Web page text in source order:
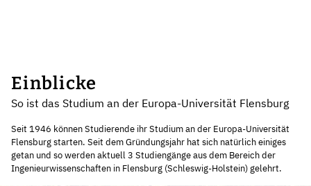
Einblicke
So ist das Studium an der Europa-Universität Flensburg
Seit 1946 können Studierende ihr Studium an der Europa-Universität
Flensburg starten. Seit dem Gründungsjahr hat sich natürlich einiges
getan und so werden aktuell 3 Studiengänge aus dem Bereich der
Ingenieurwissenschaften in Flensburg (Schleswig-Holstein) gelehrt.